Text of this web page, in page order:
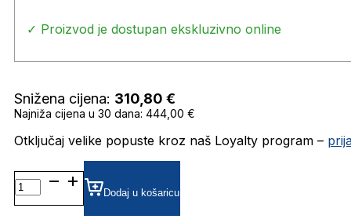
✓ Proizvod je dostupan ekskluzivno online
Snižena cijena: 310,80 €
Najniža cijena u 30 dana: 444,00 €
Otključaj velike popuste kroz naš Loyalty program –
CL4003IN SUNČANE
NAOČALE
CELINE
Dodaj u košaricu